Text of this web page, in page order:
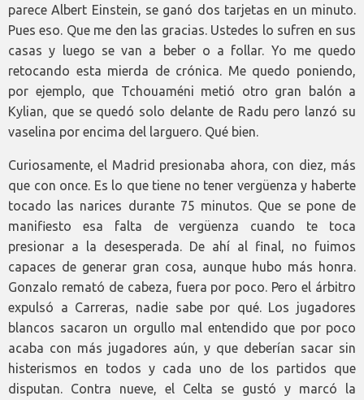
parece Albert Einstein, se ganó dos tarjetas en un minuto.
Pues eso. Que me den las gracias. Ustedes lo sufren en sus
casas y luego se van a beber o a follar. Yo me quedo
retocando esta mierda de crónica. Me quedo poniendo,
por ejemplo, que Tchouaméni metió otro gran balón a
Kylian, que se quedó solo delante de Radu pero lanzó su
vaselina por encima del larguero. Qué bien.
Curiosamente, el Madrid presionaba ahora, con diez, más
que con once. Es lo que tiene no tener vergüenza y haberte
tocado las narices durante 75 minutos. Que se pone de
manifiesto esa falta de vergüenza cuando te toca
presionar a la desesperada. De ahí al final, no fuimos
capaces de generar gran cosa, aunque hubo más honra.
Gonzalo remató de cabeza, fuera por poco. Pero el árbitro
expulsó a Carreras, nadie sabe por qué. Los jugadores
blancos sacaron un orgullo mal entendido que por poco
acaba con más jugadores aún, y que deberían sacar sin
histerismos en todos y cada uno de los partidos que
disputan. Contra nueve, el Celta se gustó y marcó la